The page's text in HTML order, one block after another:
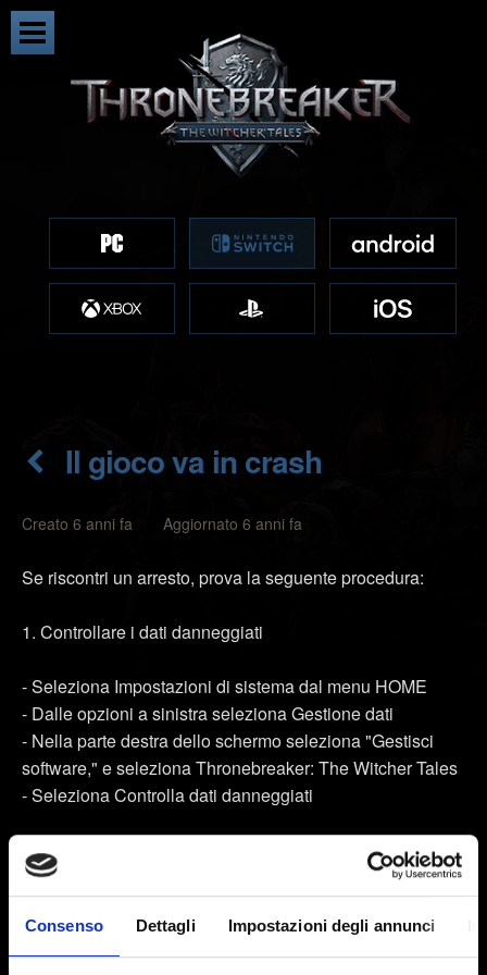
Consenso Dettagli Impostazioni degli annunci
Il gioco va in crash
Creato 6 anni fa Aggiornato 6 anni fa
Se riscontri un arresto, prova la seguente procedura:
1. Controllare i dati danneggiati
- Seleziona Impostazioni di sistema dal menu HOME
- Dalle opzioni a sinistra seleziona Gestione dati
- Nella parte destra dello schermo seleziona "Gestisci
software," e seleziona Thronebreaker: The Witcher Tales
- Seleziona Controlla dati danneggiati
2. Pulire la cache (non cancellerà i tuoi dati salvati):
- Seleziona Impostazioni di sistema dal menu HOME
- Seleziona Sistema dal menu a sinistra > Opzioni di
formattazione > Ripristina cache